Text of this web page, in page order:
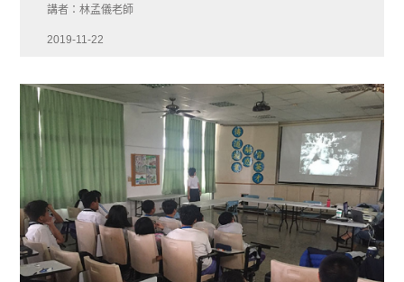
講者：林孟儀老師
2019-11-22